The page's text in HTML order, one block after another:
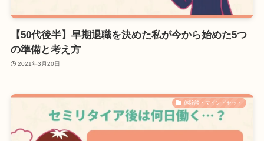
【50代後半】早期退職を決めた私が今から始めた5つ
の準備と考え方
2021年3月20日
体験談・マインドセット